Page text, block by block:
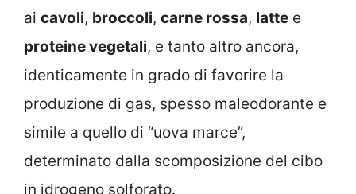
ai cavoli, broccoli, carne rossa, latte e
proteine vegetali, e tanto altro ancora,
identicamente in grado di favorire la
produzione di gas, spesso maleodorante e
simile a quello di “uova marce”,
determinato dalla scomposizione del cibo
in idrogeno solforato.